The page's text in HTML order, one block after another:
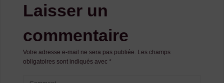
Laisser un
commentaire
Votre adresse e-mail ne sera pas publiée. Les champs
obligatoires sont indiqués avec *